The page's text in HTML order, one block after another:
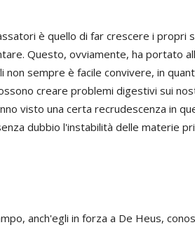
è quello di far crescere i propri
Questo, ovviamente, ha portato
sempre è facile convivere, in
creare problemi digestivi sui
visto una certa recrudescenza in
dubbio l'instabilità delle materie
anch'egli in forza a De Heus,